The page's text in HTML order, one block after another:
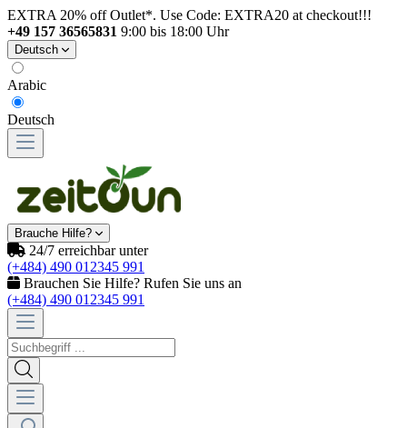
EXTRA 20% off Outlet*. Use Code: EXTRA20 at checkout!!!
+49 157 36565831 9:00 bis 18:00 Uhr
Deutsch
Arabic
Deutsch
Brauche Hilfe?
24/7 erreichbar unter
(+484) 490 012345 991
Brauchen Sie Hilfe? Rufen Sie uns an
(+484) 490 012345 991